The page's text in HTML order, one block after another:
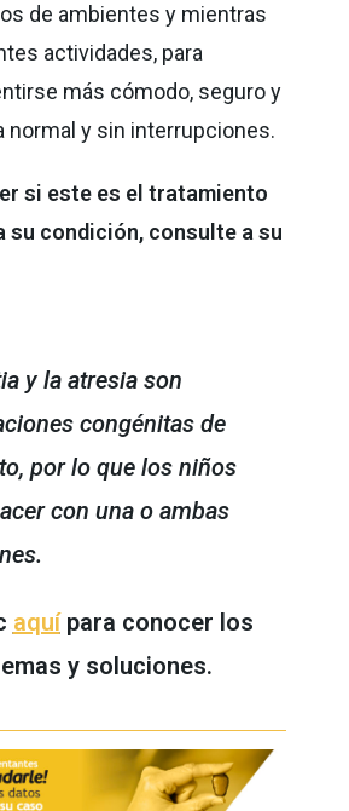
de ambientes y mientras
actividades, para
más cómodo, seguro y
normal y sin interrupciones.
si este es el tratamiento
su condición, consulte a su
y la atresia son
congénitas de
por lo que los niños
con una o ambas
aquípara conocer los
y soluciones.